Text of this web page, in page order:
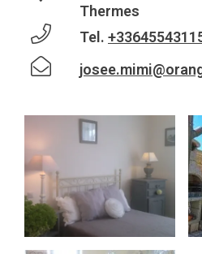
Thermes
Tel.